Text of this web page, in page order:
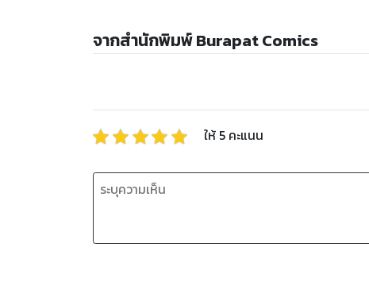
จากสำนักพิมพ์ Burapat Comics
ให้ 5 คะแนน